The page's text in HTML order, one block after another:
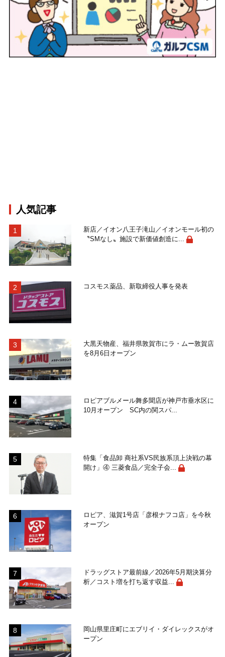
人気記事
新店／イオン八王子滝山／イオンモール初の
〝SMなし〟施設で新価値創造に...
コスモス薬品、新取締役人事を発表
大黒天物産、福井県敦賀市にラ・ムー敦賀店
を8月6日オープン
ロピアブルメール舞多聞店が神戸市垂水区に
10月オープン SC内の関スパ...
特集「食品卸 商社系VS民族系頂上決戦の幕
開け」④ 三菱食品／完全子会...
ロピア、滋賀1号店「彦根ナフコ店」を今秋
オープン
ドラッグストア最前線／2026年5月期決算分
析／コスト増を打ち返す収益...
岡山県里庄町にエブリイ・ダイレックスがオ
ープン